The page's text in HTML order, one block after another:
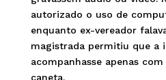
autorizado o uso de
enquanto ex-vereador
magistrada permitiu que a
acompanhasse apenas
caneta.